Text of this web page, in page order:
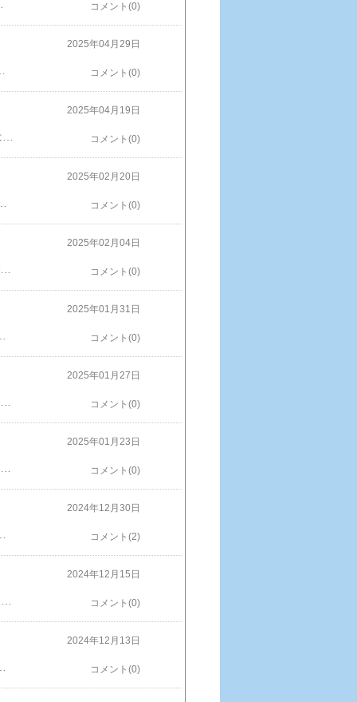
コメント(0)
2025年04月29日
コメント(0)
2025年04月19日
コメント(0)
2025年02月20日
コメント(0)
Temuのファームランドとお魚パクパクで届いた商品カードリーダーが２個届きました。それぞれの追加ギフトなんだけど（高い商品は表示されないので選べないけど）カードリーダーが届きました。お魚パクパクで貰った方が薄い・・・。ファームランドの方がデカイ両方とも普通に使えました。お魚パクパク これからやる人 招待コード 79122094ファームランド これからやる人 招待コード 77993249メインの商品2点GETするまでの道のりは長いです。毎日やって、半年はかかる覚悟で初めてね！※画像などの無断使用転載禁止Phone SDカードリーダー 5-in-1 Lighting/Type C to USB変換アダプタ 0TG機能 設定不要 楽天で購入
2025年02月04日
コメント(0)
2025年01月31日
コメント(0)
2025年01月27日
コメント(0)
2025年01月23日
コメント(0)
2024年12月30日
コメント(2)
2024年12月15日
コメント(0)
2024年12月13日
コメント(0)